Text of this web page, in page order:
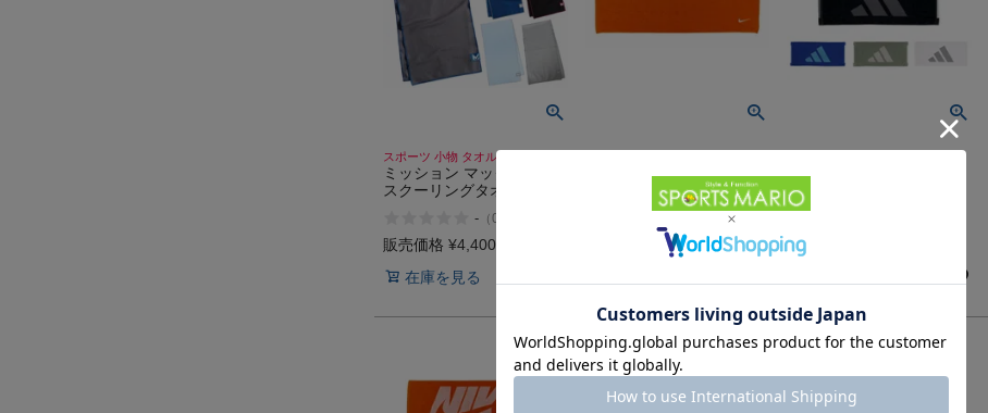
スポーツ 小物 タオル
ミッション マックスプラ
スクーリングタオル スポ
ニング ゴルフ アウトドア
熱中症対策 吸汗速乾 伸縮
- （0
販売価格 ¥4,400
在庫を見る
ナイキ ソリッドコアタオ
ル NIKE Solid Core Towel
2,376税込
アディダス フェイスタオ
ル adidas FACE TOWEL
販売価格